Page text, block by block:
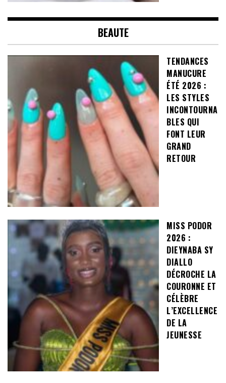
BEAUTE
TENDANCES
MANUCURE
ÉTÉ 2026 :
LES STYLES
INCONTOURNA
BLES QUI
FONT LEUR
GRAND
RETOUR
MISS PODOR
2026 :
DIEYNABA SY
DIALLO
DÉCROCHE LA
COURONNE ET
CÉLÈBRE
L’EXCELLENCE
DE LA
JEUNESSE